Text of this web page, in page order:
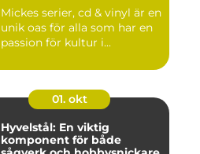
Mickes serier, cd & vinyl är en
unik oas för alla som har en
passion för kultur i...
01. okt
Hyvelstål: En viktig
komponent för både